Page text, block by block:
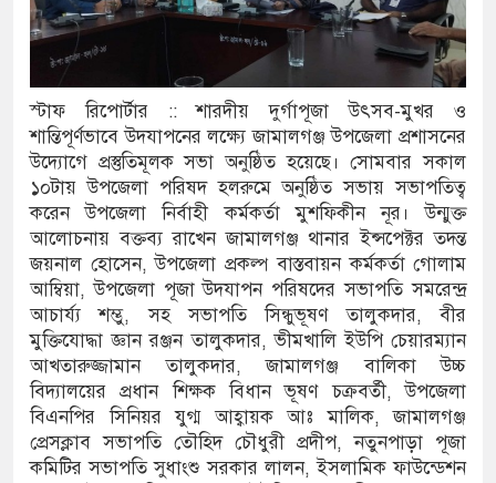
দিবস
চুলা জ্বলে না, পাম্পে দীর্ঘ লাইন
দালাল চক্র
সম্প্রসারিত প্রশাসনিক ভবনের উদ্বোধন
চালানোর মুরোদ আওয়ামী লীগের নেই :
আইনে মামলা: নাদের, পলিন, রিপন-
বুথ ও সেল্ফ সার্ভিস সেন্টারের উদ্বোধন
জেলা প্রশাসন
সংশোধন ও স্বত্ব ফেরতের দাবি
স্টাফ রিপোর্টার :: শারদীয় দুর্গাপূজা উৎসব-মুখর ও
শান্তিপূর্ণভাবে উদযাপনের লক্ষ্যে জামালগঞ্জ উপজেলা প্রশাসনের
উদ্যোগে প্রস্তুতিমূলক সভা অনুষ্ঠিত হয়েছে। সোমবার সকাল
১০টায় উপজেলা পরিষদ হলরুমে অনুষ্ঠিত সভায় সভাপতিত্ব
করেন উপজেলা নির্বাহী কর্মকর্তা মুশফিকীন নূর। উন্মুক্ত
আলোচনায় বক্তব্য রাখেন জামালগঞ্জ থানার ইন্সপেক্টর তদন্ত
জয়নাল হোসেন, উপজেলা প্রকল্প বাস্তবায়ন কর্মকর্তা গোলাম
আম্বিয়া, উপজেলা পূজা উদযাপন পরিষদের সভাপতি সমরেন্দ্র
আচার্য্য শম্ভু, সহ সভাপতি সিন্ধুভূষণ তালুকদার, বীর
মুক্তিযোদ্ধা জ্ঞান রঞ্জন তালুকদার, ভীমখালি ইউপি চেয়ারম্যান
আখতারুজ্জামান তালুকদার, জামালগঞ্জ বালিকা উচ্চ
বিদ্যালয়ের প্রধান শিক্ষক বিধান ভূষণ চক্রবর্তী, উপজেলা
বিএনপির সিনিয়র যুগ্ম আহ্বায়ক আঃ মালিক, জামালগঞ্জ
প্রেসক্লাব সভাপতি তৌহিদ চৌধুরী প্রদীপ, নতুনপাড়া পূজা
কমিটির সভাপতি সুধাংশু সরকার লালন, ইসলামিক ফাউন্ডেশন